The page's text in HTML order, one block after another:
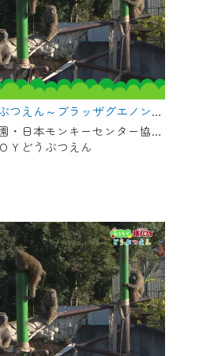
おうちで猿ジョイどうぶつえん～ブラッザグエノン～（2025年2月16日初回放送）
世界屈指のサル類動物園・日本モンキーセンター協力の親子で学べる動物番組。
Ｙどうぶつえん
用中の方は引き続き
。
＞
ューアルにともないメ
定しています。
、ご利用いただけませ
しますが、ご了承の程
します。